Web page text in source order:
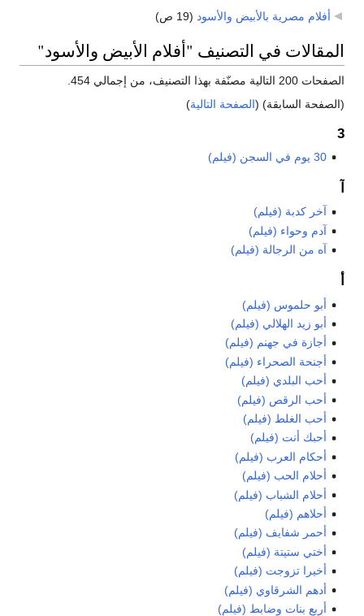
أفلام مصرية بالأبيض والأسود (19 ص)
المقالات في التصنيف "أفلام الأبيض والأسود"
الصفحات 200 التالية مصنّفة بهذا التصنيف، من إجمالي 454.
(الصفحة السابقة) (الصفحة التالية)
3
30 يوم في السجن (فيلم)
آخر كدبة (فيلم)
آدم وحواء (فيلم)
آه من الرجالة (فيلم)
أبو حلموس (فيلم)
أبو زيد الهلالي (فيلم)
أجازة في جهنم (فيلم)
أجنحة الصحراء (فيلم)
أحب البلدي (فيلم)
أحب الرقص (فيلم)
أحب الغلط (فيلم)
أحبك أنت (فيلم)
أحكام العرب (فيلم)
أحلام الحب (فيلم)
أحلام الشباب (فيلم)
أحلاهم (فيلم)
أحمر شفايف (فيلم)
أختي ستيتة (فيلم)
أخيرا تزوجت (فيلم)
أدهم الشرقاوي (فيلم)
أربع بنات وضابط (فيلم)